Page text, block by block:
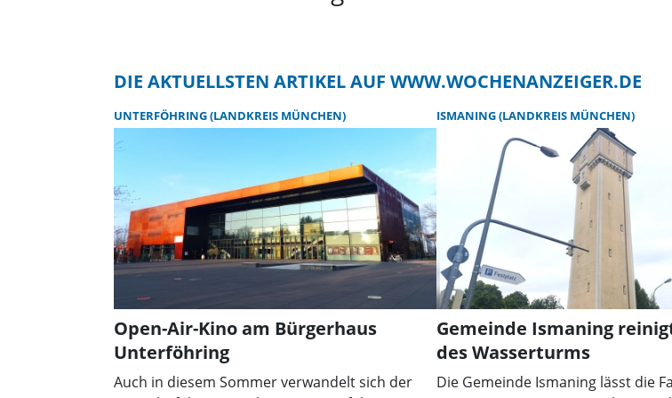
DIE AKTUELLSTEN ARTIKEL AUF WWW.WOCHENANZEIGER.DE
UNTERFÖHRING (LANDKREIS MÜNCHEN)
Open-Air-Kino am Bürgerhaus
Unterföhring
Auch in diesem Sommer verwandelt sich der
ISMANING (LANDKREIS MÜNCHEN)
Gemeinde Ismaning
des Wasserturms
Die Gemeinde Ismaning lässt die